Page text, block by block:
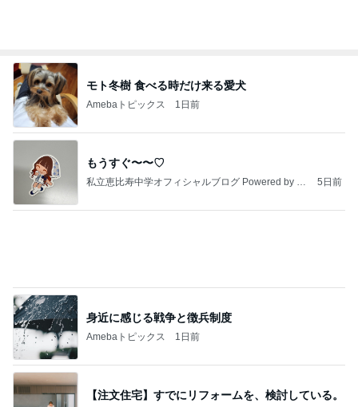
モト冬樹 食べる時だけ来る愛犬
Amebaトピックス 1日前
もうすぐ〜〜♡
私立恵比寿中学オフィシャルブログ Powered by A
5日前
身近に感じる戦争と徴兵制度
Amebaトピックス 1日前
【注文住宅】すでにリフォームを、検討している。